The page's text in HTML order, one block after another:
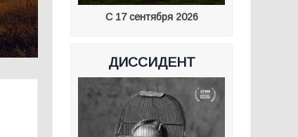
С 17 сентября 2026
ДИССИДЕНТ